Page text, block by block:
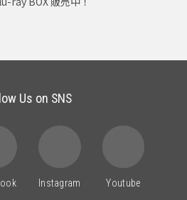
Us on SNS
Instagram Youtube